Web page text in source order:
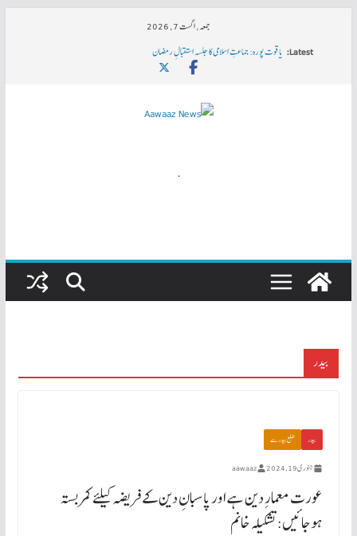
جمعہ, اگست 7, 2026
Latest: یاقوت پورہ: جماعتِ اسلامی کا جلسہ استقبالِ رمضان
سرکاری دواخانوں میں مریضوں کیلئے قلب کی اسپیشیالٹی سہولتیں ناگزیر
ہندوستان میں خواتین کی صورتحال اور عالمی یومِ خواتین
مودی کی حکمرانی میں ملک کے ہر شعبے میں تباہی کا بیچ بویا جارہا ہے۔ محمد شفیع۔ ایس ڈی پی آئی
.
بیدر
بیدر ضلع بیدر سے
جنوری 19, 2024 aawaaz
عورت معمارِ دین ہے اور پاسبانِ دین کے فر یضہ کیلئے کمربستہ
ہوجائیں: تشکیلہ خانم